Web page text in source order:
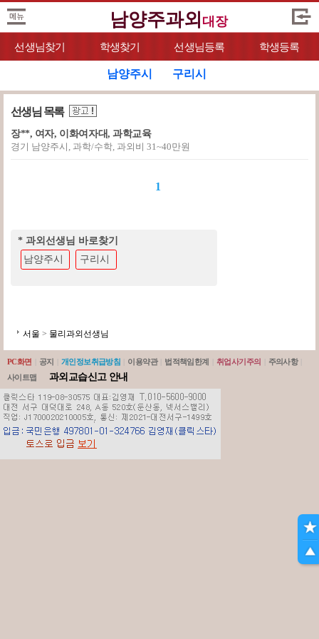
남양주과외 대장
선생님찾기 학생찾기 선생님등록 학생등록
남양주시 구리시
선생님 목록
장**, 여자, 이화여자대, 과학교육
경기 남양주시, 과학/수학, 과외비 31~40만원
1
* 과외선생님 바로찾기
남양주시
구리시
서울 > 물리과외선생님
PC화면 공지 개인정보취급방침 이용약관 법적책임한계 취업사기주의 주의사항
사이트맵
과외교습신고 안내